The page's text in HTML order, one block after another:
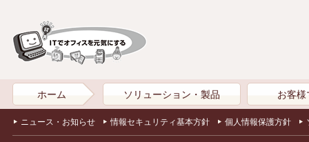
ホーム ソリューション・製品 お客様
ニュース・お知らせ 情報セキュリティ基本方針 個人情報保護方針